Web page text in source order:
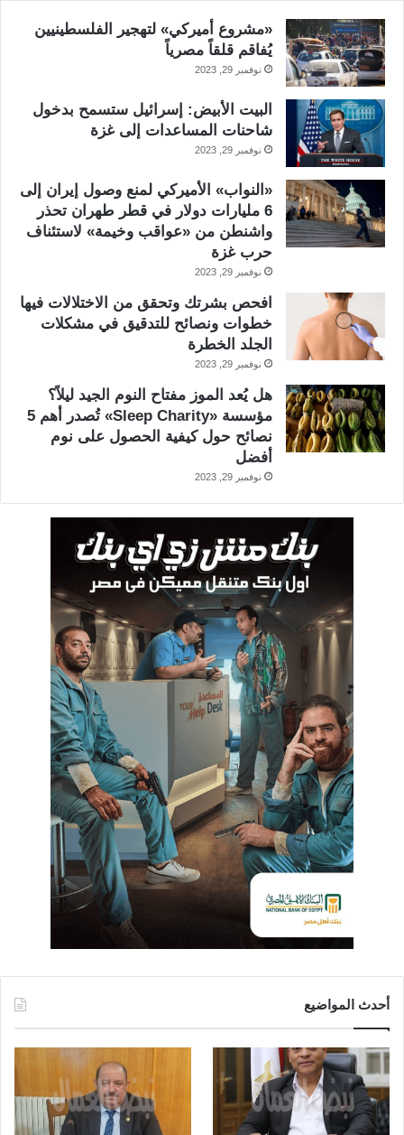
«مشروع أميركي» لتهجير الفلسطينيين
يُفاقم قلقاً مصرياً
نوفمبر 29, 2023
البيت الأبيض: إسرائيل ستسمح بدخول
شاحنات المساعدات إلى غزة
نوفمبر 29, 2023
«النواب» الأميركي لمنع وصول إيران إلى
6 مليارات دولار في قطر طهران تحذر
واشنطن من «عواقب وخيمة» لاستئناف
حرب غزة
نوفمبر 29, 2023
افحص بشرتك وتحقق من الاختلالات فيها
خطوات ونصائح للتدقيق في مشكلات
الجلد الخطرة
نوفمبر 29, 2023
هل يُعد الموز مفتاح النوم الجيد ليلاً؟
مؤسسة «Sleep Charity» تُصدر أهم 5
نصائح حول كيفية الحصول على نوم
أفضل
نوفمبر 29, 2023
أحدث المواضيع